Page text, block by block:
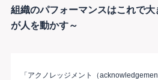
組織のパフォーマンスはこれで大
が人を動かす～
「アクノレッジメント（